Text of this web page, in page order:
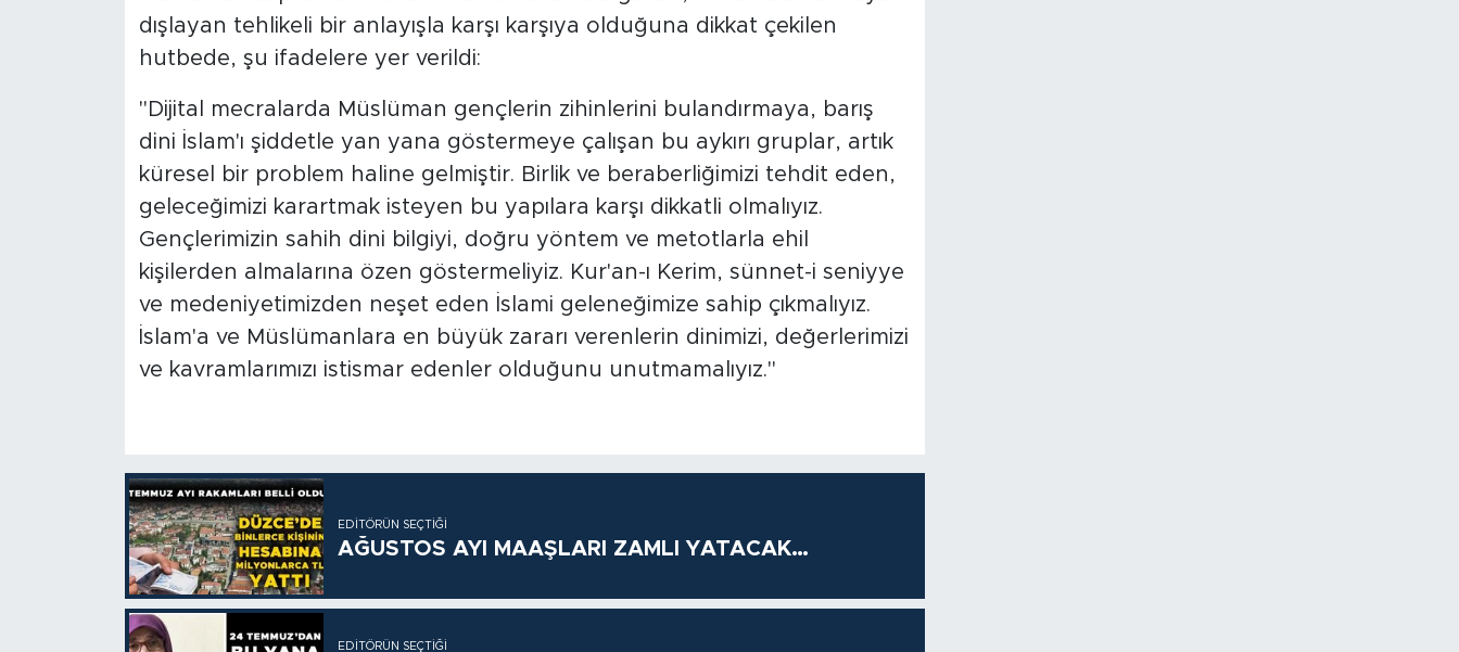
dışlayan tehlikeli bir anlayışla karşı karşıya olduğuna dikkat çekilen
hutbede, şu ifadelere yer verildi:
"Dijital mecralarda Müslüman gençlerin zihinlerini bulandırmaya, barış
dini İslam'ı şiddetle yan yana göstermeye çalışan bu aykırı gruplar, artık
küresel bir problem haline gelmiştir. Birlik ve beraberliğimizi tehdit eden,
geleceğimizi karartmak isteyen bu yapılara karşı dikkatli olmalıyız.
Gençlerimizin sahih dini bilgiyi, doğru yöntem ve metotlarla ehil
kişilerden almalarına özen göstermeliyiz. Kur'an-ı Kerim, sünnet-i seniyye
ve medeniyetimizden neşet eden İslami geleneğimize sahip çıkmalıyız.
İslam'a ve Müslümanlara en büyük zararı verenlerin dinimizi, değerlerimizi
ve kavramlarımızı istismar edenler olduğunu unutmamalıyız."
EDITÖRÜN SEÇTIĞI
AĞUSTOS AYI MAAŞLARI ZAMLI YATACAK…
EDITÖRÜN SEÇTIĞI